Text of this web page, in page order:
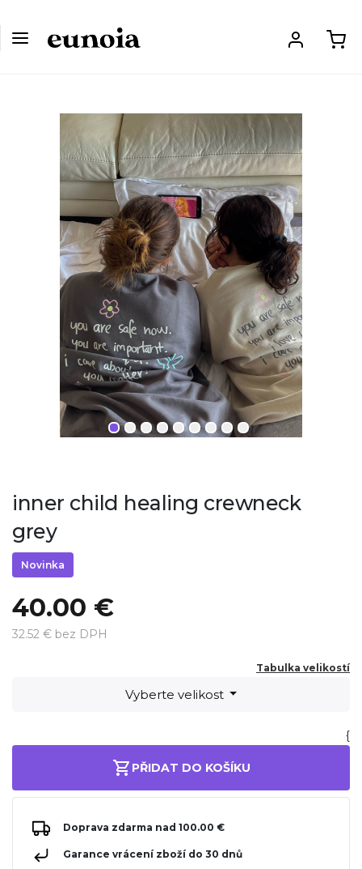
inner child healing crewneck
grey
Novinka
40.00 €
32.52 € bez DPH
Tabulka velikostí
Vyberte velikost
{
PŘIDAT DO KOŠÍKU
Doprava zdarma nad 100.00 €
Garance vrácení zboží do 30 dnů